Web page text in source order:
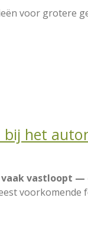
voor grotere
bij het
vastloopt —